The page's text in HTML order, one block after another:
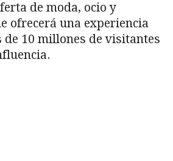
de moda, ocio y
ofrecerá una experiencia
de 10 millones de visitantes